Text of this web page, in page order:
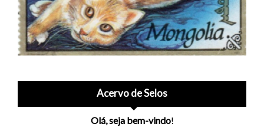
Acervo de Selos
Olá, seja bem-vindo!